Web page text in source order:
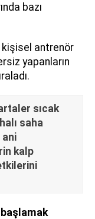
bazı
kişisel antrenör
yapanların
sıcak
saha
ani
kalp